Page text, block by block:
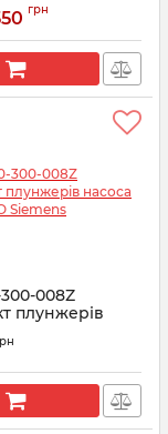
грн
008Z
плунжерів
800-300-008Z